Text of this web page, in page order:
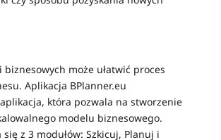
biznesowych może ułatwić proces
Aplikacja BPlanner.eu
która pozwala na stworzenie
modelu biznesowego.
się z 3 modułów: Szkicuj, Planuj i